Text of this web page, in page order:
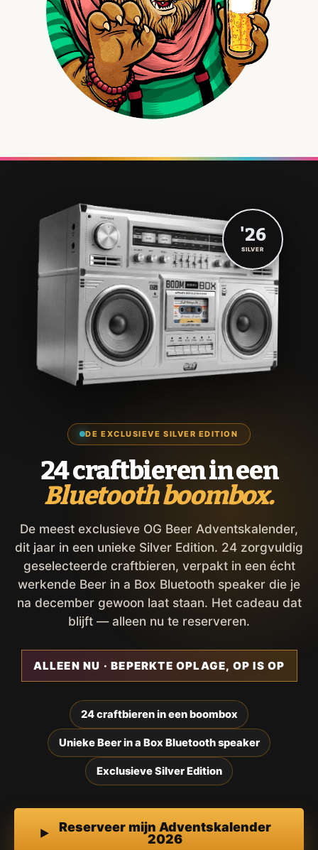
DE EXCLUSIEVE SILVER EDITION
24 craftbieren in een
Bluetooth boombox.
De meest exclusieve OG Beer Adventskalender,
dit jaar in een unieke Silver Edition. 24 zorgvuldig
geselecteerde craftbieren, verpakt in een écht
werkende Beer in a Box Bluetooth speaker die je
na december gewoon laat staan. Het cadeau dat
blijft — alleen nu te reserveren.
ALLEEN NU · BEPERKTE OPLAGE, OP IS OP
24 craftbieren in een boombox
Unieke Beer in a Box Bluetooth speaker
Exclusieve Silver Edition
Reserveer mijn Adventskalender
2026
'26
SILVER